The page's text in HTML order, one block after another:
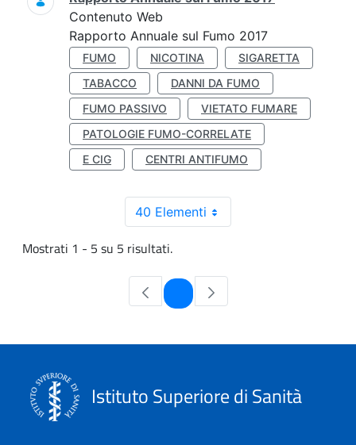
Contenuto Web
Rapporto Annuale sul Fumo 2017
FUMO NICOTINA
SIGARETTA
TABACCO
DANNI DA FUMO
FUMO PASSIVO
VIETATO FUMARE
PATOLOGIE FUMO-CORRELATE
E CIG
CENTRI ANTIFUMO
40 Elementi
Mostrati 1 - 5 su 5 risultati.
Pagina
Istituto Superiore di Sanità